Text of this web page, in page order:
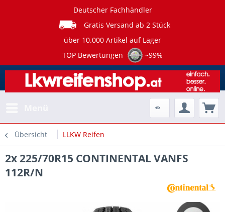
Deutscher Fachhändler
Gratis Versand ab 2 Stück
über 10.000 Artikel auf Lager
TOP Bewertungen
~99%
Übersicht LLKW Reifen
2x 225/70R15 CONTINENTAL VANFS
112R/N